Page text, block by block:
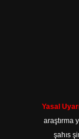
Yasal
araştırma
şahıs